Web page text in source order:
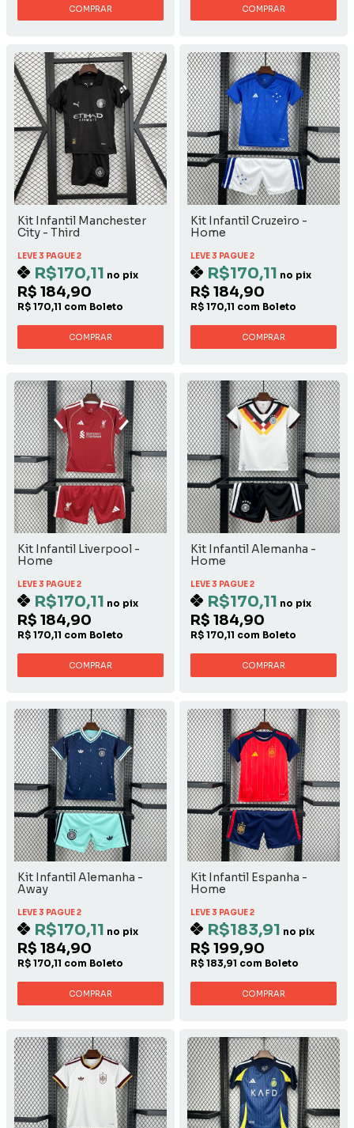
COMPRAR COMPRAR
Kit Infantil Manchester
City - Third
LEVE 3 PAGUE 2
R$170,11 no pix
R$ 184,90
R$ 170,11 com Boleto
COMPRAR
Kit Infantil Cruzeiro -
Home
LEVE 3 PAGUE 2
R$170,11 no pix
R$ 184,90
R$ 170,11 com Boleto
COMPRAR
Kit Infantil Liverpool -
Home
LEVE 3 PAGUE 2
R$170,11 no pix
R$ 184,90
R$ 170,11 com Boleto
COMPRAR
Kit Infantil Alemanha -
Home
LEVE 3 PAGUE 2
R$170,11 no pix
R$ 184,90
R$ 170,11 com Boleto
COMPRAR
Kit Infantil Alemanha -
Away
LEVE 3 PAGUE 2
R$170,11 no pix
R$ 184,90
R$ 170,11 com Boleto
COMPRAR
Kit Infantil Espanha -
Home
LEVE 3 PAGUE 2
R$183,91 no pix
R$ 199,90
R$ 183,91 com Boleto
COMPRAR